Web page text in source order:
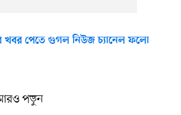
পেতে গুগল নিউজ চ্যানেল ফলো
পড়ুন